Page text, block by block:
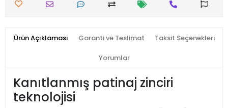
Ürün Açıklaması Garanti ve Teslimat Taksit Seçenekleri
Yorumlar
Kanıtlanmış patinaj zinciri
teknolojisi